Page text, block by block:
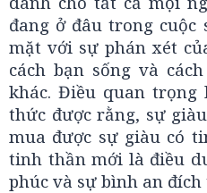
đang ở đâu trong cuộc
mặt với sự phán xét
cách bạn sống và
khác. Điều quan trọng
thức được rằng, sự
mua được sự giàu có
tinh thần mới là điều
phúc và sự bình an đích